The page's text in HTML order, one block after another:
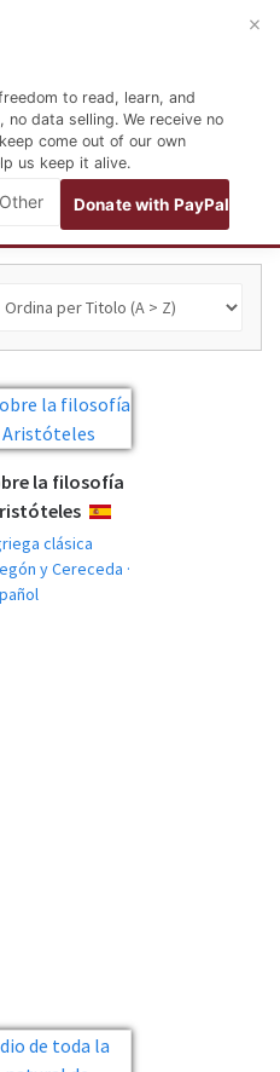
Italiano
to read, learn, and
data selling. We receive no
come out of our own
us keep it alive.
Donate with PayPal
×
y Psicología
la filosofía
ESPAÑOL
clásica
y Cereceda ·